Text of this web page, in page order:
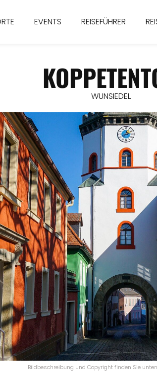
EVENTS REISEFÜHRER
WUNSIEDEL
Bildbeschreibung und Copyright finden Sie